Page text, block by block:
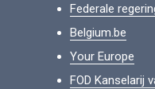
Federale
Belgium.be
Your Europe
FOD Kanselarij